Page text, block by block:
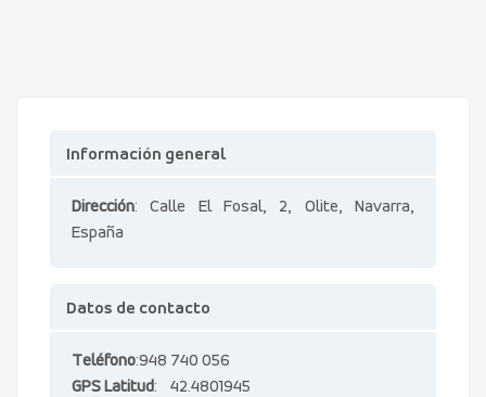
Información general
Dirección: Calle El Fosal, 2, Olite, Navarra,
España
Datos de contacto
Teléfono:948 740 056
GPS Latitud: 42.4801945